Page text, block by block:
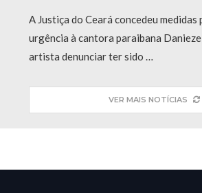
A Justiça do Ceará concedeu
urgência à cantora paraibana
artista denunciar ter sido …
VER MAIS NOTÍCIAS